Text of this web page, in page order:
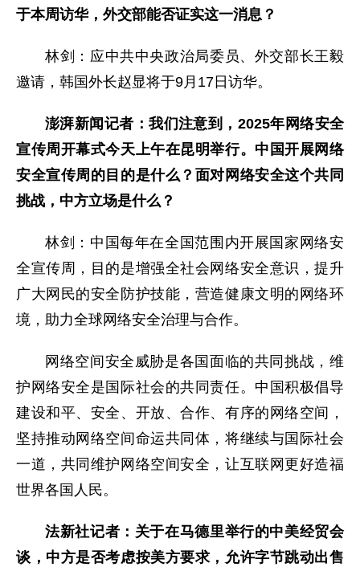
于本周访华，外交部能否证实这一消息？
林剑：应中共中央政治局委员、外交部长王毅
邀请，韩国外长赵显将于9月17日访华。
澎湃新闻记者：我们注意到，2025年网络安全
宣传周开幕式今天上午在昆明举行。中国开展网络
安全宣传周的目的是什么？面对网络安全这个共同
挑战，中方立场是什么？
林剑：中国每年在全国范围内开展国家网络安
全宣传周，目的是增强全社会网络安全意识，提升
广大网民的安全防护技能，营造健康文明的网络环
境，助力全球网络安全治理与合作。
网络空间安全威胁是各国面临的共同挑战，维
护网络安全是国际社会的共同责任。中国积极倡导
建设和平、安全、开放、合作、有序的网络空间，
坚持推动网络空间命运共同体，将继续与国际社会
一道，共同维护网络空间安全，让互联网更好造福
世界各国人民。
法新社记者：关于在马德里举行的中美经贸会
谈，中方是否考虑按美方要求，允许字节跳动出售